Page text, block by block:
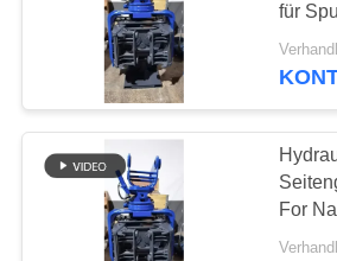
für
U/min
For
Bau